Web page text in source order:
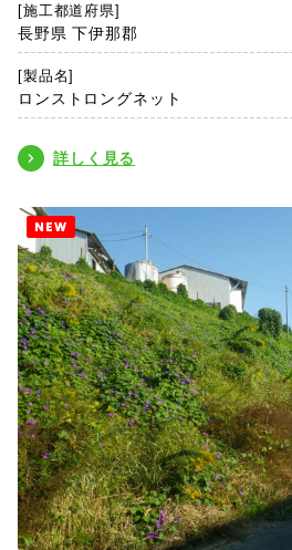
[施工都道府県]
長野県 下伊那郡
[製品名]
ロンストロングネット
詳しく見る
NEW